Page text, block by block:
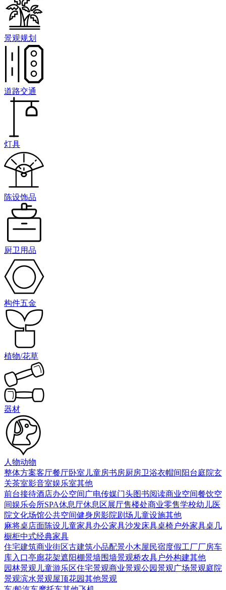
景观规划
道路交通
灯具
陈设饰品
厨卫用品
构件五金
植物/花草
器材
人物动物
整体方案客厅餐厅卧室 儿童房书房厨房卫浴衣帽间 阳台庭院玄
关茶室影音室娱乐室其他
前台接待酒店办公空间 广电传媒门头图书阅读商业空间餐饮空
间娱乐会所SPA休息厅休息区展厅售楼处商业零售学校幼儿医
院文化场馆公共空间健身房影院剧场 儿童设施其他
麻将桌店面陈设 儿童家具办公家具沙发床具桌椅户外家具桌几
橱柜中式经典家具
住宅建筑商业街区古建筑小品配景小木屋民宿度假工厂厂房车
库入口亭廊花架遮阳棚景墙围墙景观桥农具户外构建其他
园林景观 儿童游乐区住宅景观商业景观公园景观广场景观庭院
景观滨水景观屋顶花园其他景观